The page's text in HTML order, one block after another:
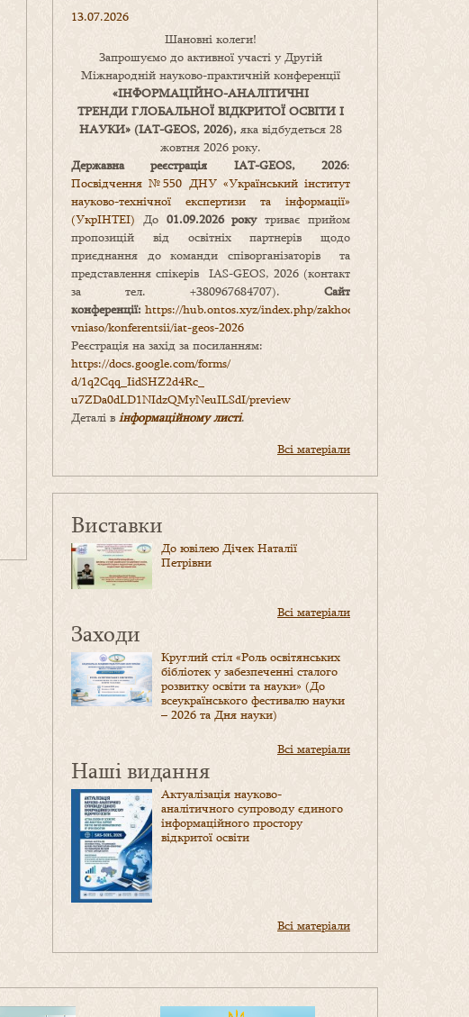
13.07.2026
Шановні колеги!
Запрошуємо до активної участі у Другій
Міжнародній науково-практичній конференції
«ІНФОРМАЦІЙНО-АНАЛІТИЧНІ
ТРЕНДИ ГЛОБАЛЬНОЇ ВІДКРИТОЇ ОСВІТИ І
НАУКИ» (IAT-GEOS, 2026), яка відбудеться 28
жовтня 2026 року.
Державна реєстрація IAT-GEOS, 2026:
Посвідчення №550 ДНУ «Український інститут
науково-технічної експертизи та інформації»
(УкрІНТЕІ) До 01.09.2026 рокутриває прийом
пропозицій від освітніх партнерів щодо
приєднання до команди співорганізаторів та
представлення спікерів IAS-GEOS, 2026 (контакт
за тел. +380967684707). Сайт
конференції: https://hub.ontos.xyz/index.php/zakhody-
vniaso/konferentsii/iat-geos-2026
Реєстрація на захід за посиланням:
https://docs.google.com/forms/
d/1q2Cqq_IidSHZ2d4Rc_
u7ZDa0dLD1NIdzQMyNeuILSdI/preview
Деталі в інформаційному листі.
Всі матеріали
Виставки
До ювілею Дічек Наталії
Петрівни
Всі матеріали
Заходи
Круглий стіл «Роль освітянських
бібліотек у забезпеченні сталого
розвитку освіти та науки» (До
всеукраїнського фестивалю науки
– 2026 та Дня науки)
Всі матеріали
Наші видання
Актуалізація науково-
аналітичного супроводу єдиного
інформаційного простору
відкритої освіти
Всі матеріали